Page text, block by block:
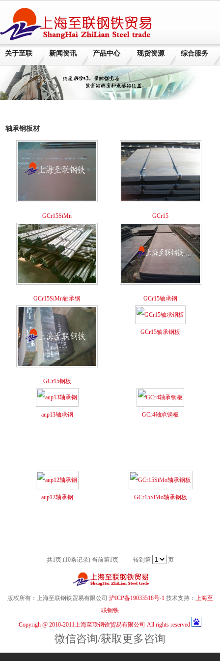
关于至联 新闻资讯 产品中心 现货资源 综合服务
轴承钢板材
GCr15SiMn GCr15
GCr15SiMn轴承钢 GCr15轴承钢
GCr15钢板
GCr15轴承钢板
aup13轴承钢 GCr4轴承钢板
aup12轴承钢 GCr15SiMo轴承钢板
共1页 (10条记录) 当前第1页 转到第 页
版权所有：上海至联钢铁贸易有限公司 沪ICP备19033518号-1技术支持： 上海至
联钢铁
Copyrigh @ 2010-2011上海至联钢铁贸易有限公司 All rights reserved
微信咨询/获取更多咨询